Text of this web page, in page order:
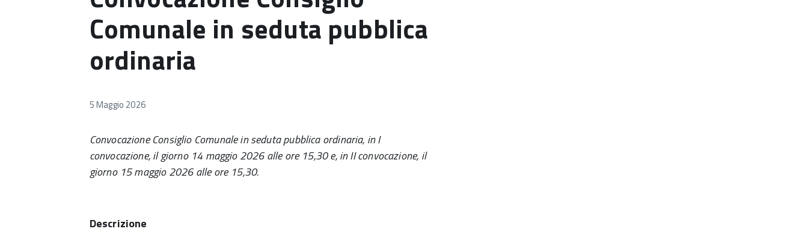
Comunale in seduta pubblica
ordinaria
5 Maggio 2026
Convocazione Consiglio Comunale in seduta pubblica ordinaria, in I
convocazione, il giorno 14 maggio 2026 alle ore 15,30 e, in II convocazione, il
giorno 15 maggio 2026 alle ore 15,30.
Descrizione